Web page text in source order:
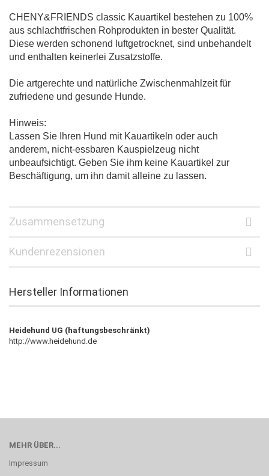
CHENY&FRIENDS classic Kauartikel bestehen zu 100%
aus schlachtfrischen Rohprodukten in bester Qualität.
Diese werden schonend luftgetrocknet, sind unbehandelt
und enthalten keinerlei Zusatzstoffe.
Die artgerechte und natürliche Zwischenmahlzeit für
zufriedene und gesunde Hunde.
Hinweis:
Lassen Sie Ihren Hund mit Kauartikeln oder auch
anderem, nicht-essbaren Kauspielzeug nicht
unbeaufsichtigt. Geben Sie ihm keine Kauartikel zur
Beschäftigung, um ihn damit alleine zu lassen.
Zusammensetzung
Kundenrezensionen
Hersteller Informationen
Heidehund UG (haftungsbeschränkt)
http://www.heidehund.de
MEHR ÜBER...
Impressum